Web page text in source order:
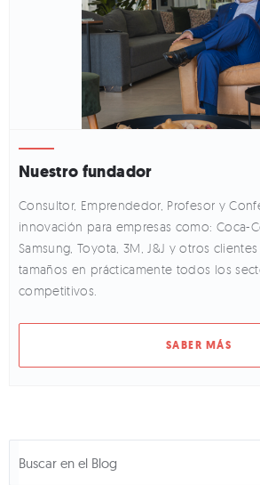
Nuestro fundador
Consultor, Emprendedor, Profesor y
innovación para empresas como: Coca-
Samsung, Toyota, 3M, J&J y otros
tamaños en prácticamente todos los
competitivos.
SABER MÁS